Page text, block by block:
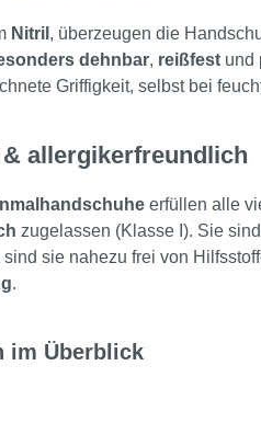
Nitril , überzeugen die
dehnbar, reißfest und
Griffigkeit, selbst bei
allergikerfreundlich
erfüllen alle
zugelassen (Klasse I). Sie sind
sind sie nahezu frei von
.
im Überblick